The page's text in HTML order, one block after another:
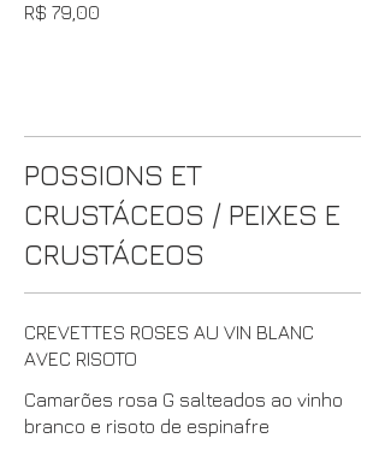
R$ 79,00
POSSIONS ET
CRUSTÁCEOS / PEIXES E
CRUSTÁCEOS
CREVETTES ROSES AU VIN BLANC
AVEC RISOTO
Camarões rosa G salteados ao vinho
branco e risoto de espinafre